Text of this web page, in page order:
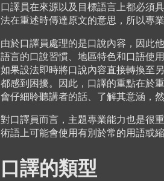
口譯員在來源以及目標語言上都必須
法在重述時傳達原文的意思，所以專
由於口譯員處理的是口說內容，因此
語言的口說習慣、地區特色和口語使
如果設法即時將口說內容直接轉換至
都感到困擾。因此，口譯的重點在於
會仔細聆聽講者的話、了解其意涵，
對口譯員而言，主題專業能力也是很
術語上可能會使用有別於常的用語或
口譯的類型